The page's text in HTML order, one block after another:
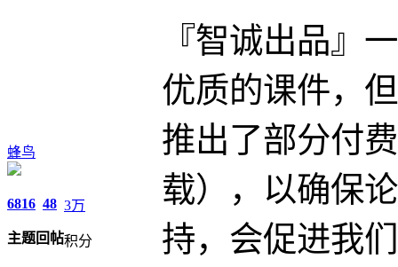
蜂鸟
6816
主题
48
回帖
3万
积分
『智诚出品』
优质的课件，
推出了部分付
载），以确保
持，会促进我